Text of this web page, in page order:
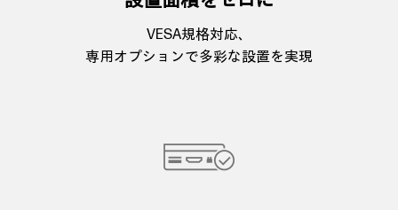
VESA規格対応、
専用オプションで多彩な設置を実現